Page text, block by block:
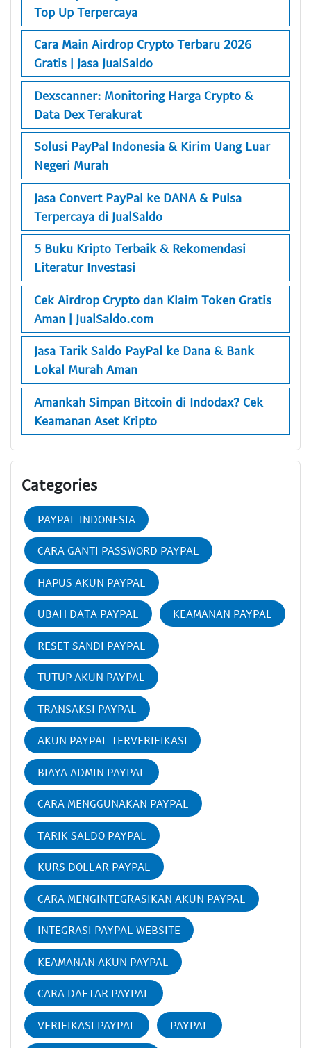
Top Up Terpercaya
Cara Main Airdrop Crypto Terbaru 2026
Gratis | Jasa JualSaldo
Dexscanner: Monitoring Harga Crypto &
Data Dex Terakurat
Solusi PayPal Indonesia & Kirim Uang Luar
Negeri Murah
Jasa Convert PayPal ke DANA & Pulsa
Terpercaya di JualSaldo
5 Buku Kripto Terbaik & Rekomendasi
Literatur Investasi
Cek Airdrop Crypto dan Klaim Token Gratis
Aman | JualSaldo.com
Jasa Tarik Saldo PayPal ke Dana & Bank
Lokal Murah Aman
Amankah Simpan Bitcoin di Indodax? Cek
Keamanan Aset Kripto
Categories
PAYPAL INDONESIA
CARA GANTI PASSWORD PAYPAL
HAPUS AKUN PAYPAL
UBAH DATA PAYPAL KEAMANAN PAYPAL
RESET SANDI PAYPAL
TUTUP AKUN PAYPAL
TRANSAKSI PAYPAL
AKUN PAYPAL TERVERIFIKASI
BIAYA ADMIN PAYPAL
CARA MENGGUNAKAN PAYPAL
TARIK SALDO PAYPAL
KURS DOLLAR PAYPAL
CARA MENGINTEGRASIKAN AKUN PAYPAL
INTEGRASI PAYPAL WEBSITE
KEAMANAN AKUN PAYPAL
CARA DAFTAR PAYPAL
VERIFIKASI PAYPAL PAYPAL